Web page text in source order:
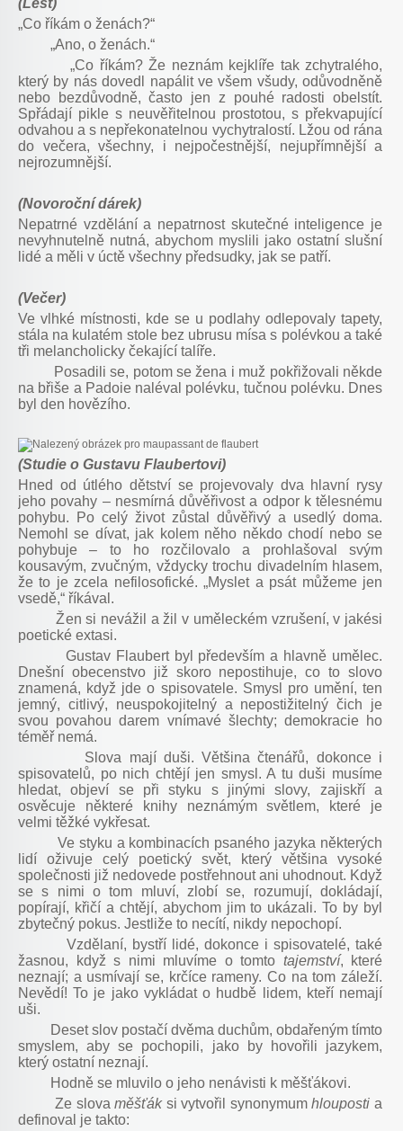
„Co říkám o ženách?“
„Ano, o ženách.“
„Co říkám? Že neznám kejklíře tak zchytralého,
který by nás dovedl napálit ve všem všudy, odůvodněně
nebo bezdůvodně, často jen z pouhé radosti obelstít.
Spřádají pikle s neuvěřitelnou prostotou, s překvapující
odvahou a s nepřekonatelnou vychytralostí. Lžou od rána
do večera, všechny, i nejpočestnější, nejupřímnější a
nejrozumnější.
(Novoroční dárek)
Nepatrné vzdělání a nepatrnost skutečné inteligence je
nevyhnutelně nutná, abychom myslili jako ostatní slušní
lidé a měli v úctě všechny předsudky, jak se patří.
(Večer)
Ve vlhké místnosti, kde se u podlahy odlepovaly tapety,
stála na kulatém stole bez ubrusu mísa s polévkou a také
tři melancholicky čekající talíře.
Posadili se, potom se žena i muž pokřižovali někde
na břiše a Padoie naléval polévku, tučnou polévku. Dnes
byl den hovězího.
(Studie o Gustavu Flaubertovi)
Hned od útlého dětství se projevovaly dva hlavní rysy
jeho povahy – nesmírná důvěřivost a odpor k tělesnému
pohybu. Po celý život zůstal důvěřivý a usedlý doma.
Nemohl se dívat, jak kolem něho někdo chodí nebo se
pohybuje – to ho rozčilovalo a prohlašoval svým
kousavým, zvučným, vždycky trochu divadelním hlasem,
že to je zcela nefilosofické. „Myslet a psát můžeme jen
vsedě,“ říkával.
Žen si nevážil a žil v uměleckém vzrušení, v jakési
poetické extasi.
Gustav Flaubert byl především a hlavně umělec.
Dnešní obecenstvo již skoro nepostihuje, co to slovo
znamená, když jde o spisovatele. Smysl pro umění, ten
jemný, citlivý, neuspokojitelný a nepostižitelný čich je
svou povahou darem vnímavé šlechty; demokracie ho
téměř nemá.
Slova mají duši. Většina čtenářů, dokonce i
spisovatelů, po nich chtějí jen smysl. A tu duši musíme
hledat, objeví se při styku s jinými slovy, zajiskří a
osvěcuje některé knihy neznámým světlem, které je
velmi těžké vykřesat.
Ve styku a kombinacích psaného jazyka některých
lidí oživuje celý poetický svět, který většina vysoké
společnosti již nedovede postřehnout ani uhodnout. Když
se s nimi o tom mluví, zlobí se, rozumují, dokládají,
popírají, křičí a chtějí, abychom jim to ukázali. To by byl
zbytečný pokus. Jestliže to necítí, nikdy nepochopí.
Vzdělaní, bystří lidé, dokonce i spisovatelé, také
žasnou, když s nimi mluvíme o tomto tajemství, které
neznají; a usmívají se, krčíce rameny. Co na tom záleží.
Nevědí! To je jako vykládat o hudbě lidem, kteří nemají
uši.
Deset slov postačí dvěma duchům, obdařeným tímto
smyslem, aby se pochopili, jako by hovořili jazykem,
který ostatní neznají.
Hodně se mluvilo o jeho nenávisti k měšťákovi.
Ze slovaměšťáksi vytvořil synonymumhlouposti a
definoval je takto: